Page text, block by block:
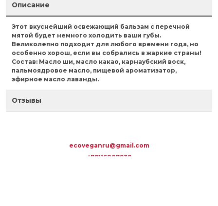
Описание
Этот вкуснейший освежающий бальзам с перечной
мятой будет немного холодить ваши губы.
Великолепно подходит для любого времени года, но
особенно хорош, если вы собрались в жаркие страны!
Состав: Масло ши, масло какао, карнаубский воск,
пальмоядровое масло, пищевой ароматизатор,
эфирное масло лаванды.
Отзывы
ecoveganru@gmail.com
+79116807939